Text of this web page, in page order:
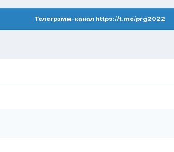
Телеграмм-канал https://t.me/prg2022